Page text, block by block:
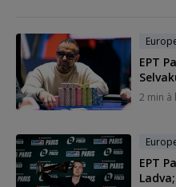
EPT
2 min à
EPT